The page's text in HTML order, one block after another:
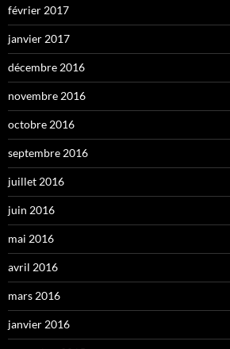
février 2017
janvier 2017
décembre 2016
novembre 2016
octobre 2016
septembre 2016
juillet 2016
juin 2016
mai 2016
avril 2016
mars 2016
janvier 2016